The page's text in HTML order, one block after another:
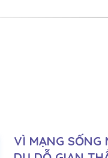
VÌ MẠNG SỐNG